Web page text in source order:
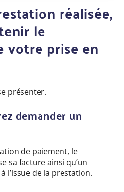
réalisée,
le
votre prise en
présenter.
demander un
de paiement, le
sa facture ainsi qu’un
l’issue de la prestation.